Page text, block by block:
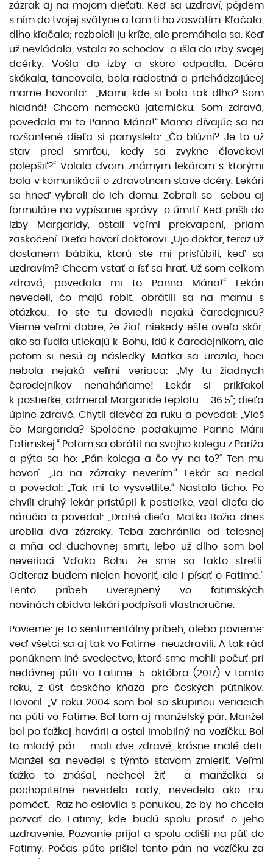
zázrak aj na mojom dieťati. Keď sa uzdraví, pôjdem
s ním do tvojej svätyne a tam ti ho zasvätím. Kľačala,
dlho kľačala; rozboleli ju kríže, ale premáhala sa. Keď
už nevládala, vstala zo schodov a išla do izby svojej
dcérky. Vošla do izby a skoro odpadla. Dcéra
skákala, tancovala, bola radostná a prichádzajúcej
mame hovorila: „Mami, kde si bola tak dlho? Som
hladná! Chcem nemeckú jaterničku. Som zdravá,
povedala mi to Panna Mária!“ Mama dívajúc sa na
rozšantené dieťa si pomyslela: „Čo blúzni? Je to už
stav pred smrťou, kedy sa zvykne človekovi
polepšiť?“ Volala dvom známym lekárom s ktorými
bola v komunikácii o zdravotnom stave dcéry. Lekári
sa hneď vybrali do ich domu. Zobrali so sebou aj
formuláre na vypísanie správy o úmrtí. Keď prišli do
izby Margaridy, ostali veľmi prekvapení, priam
zaskočení. Dieťa hovorí doktorovi: „Ujo doktor, teraz už
dostanem bábiku, ktorú ste mi prisľúbili, keď sa
uzdravím? Chcem vstať a ísť sa hrať. Už som celkom
zdravá, povedala mi to Panna Mária!“ Lekári
nevedeli, čo majú robiť, obrátili sa na mamu s
otázkou: To ste tu doviedli nejakú čarodejnicu?
Vieme veľmi dobre, že žiaľ, niekedy ešte oveľa skôr,
ako sa ľudia utiekajú k Bohu, idú k čarodejníkom, ale
potom si nesú aj následky. Matka sa urazila, hoci
nebola nejaká veľmi veriaca: „My tu žiadnych
čarodejníkov nenaháňame! Lekár si prikľakol
k postieľke, odmeral Margaride teplotu – 36.5˚; dieťa
úplne zdravé. Chytil dievča za ruku a povedal: „Vieš
čo Margarida? Spoločne poďakujme Panne Márii
Fatimskej.“ Potom sa obrátil na svojho kolegu z Paríža
a pýta sa ho: „Pán kolega a čo vy na to?“ Ten mu
hovorí: „Ja na zázraky neverím.“ Lekár sa nedal
a povedal: „Tak mi to vysvetlite.“ Nastalo ticho. Po
chvíli druhý lekár pristúpil k postieľke, vzal dieťa do
náručia a povedal: „Drahé dieťa, Matka Božia dnes
urobila dva zázraky. Teba zachránila od telesnej
a mňa od duchovnej smrti, lebo už dlho som bol
neveriaci. Vďaka Bohu, že sme sa takto stretli.
Odteraz budem nielen hovoriť, ale i písať o Fatime.“
Tento príbeh uverejnený vo fatimských
novinách obidva lekári podpísali vlastnoručne.
Povieme: je to sentimentálny príbeh, alebo povieme:
veď všetci sa aj tak vo Fatime neuzdravili. A tak rád
ponúknem iné svedectvo, ktoré sme mohli počuť pri
nedávnej púti vo Fatime, 5. októbra (2017) v tomto
roku, z úst českého kňaza pre českých pútnikov.
Hovoril: „V roku 2004 som bol so skupinou veriacich
na púti vo Fatime. Bol tam aj manželský pár. Manžel
bol po ťažkej havárii a ostal imobilný na vozíčku. Bol
to mladý pár – mali dve zdravé, krásne malé deti.
Manžel sa nevedel s týmto stavom zmieriť. Veľmi
ťažko to znášal, nechcel žiť a manželka si
pochopiteľne nevedela rady, nevedela ako mu
pomôcť. Raz ho oslovila s ponukou, že by ho chcela
pozvať do Fatimy, kde budú spolu prosiť o jeho
uzdravenie. Pozvanie prijal a spolu odišli na púť do
Fatimy. Počas púte prišiel tento pán na vozíčku za